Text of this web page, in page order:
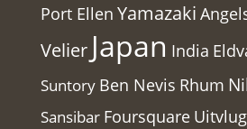
Port Ellen Yamazaki
Velier Japan India
Suntory Ben Nevis Rhum
Sansibar Foursquare